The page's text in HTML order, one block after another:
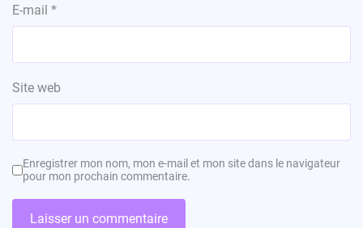
E-mail *
Site web
Enregistrer mon nom, mon e-mail et mon site dans le navigateur
pour mon prochain commentaire.